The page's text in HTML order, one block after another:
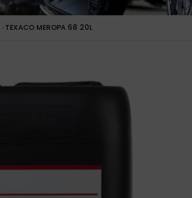
› TEXACO MEROPA 68 20L